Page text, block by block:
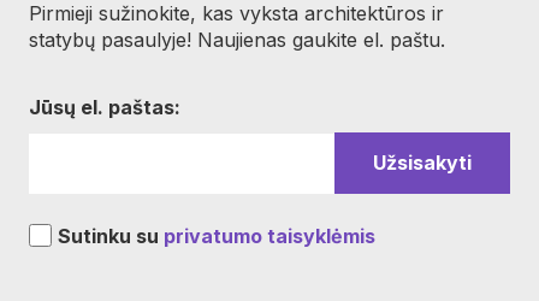
Pirmieji sužinokite, kas vyksta architektūros ir
statybų pasaulyje! Naujienas gaukite el. paštu.
Jūsų el. paštas:
Sutinku su privatumo taisyklėmis